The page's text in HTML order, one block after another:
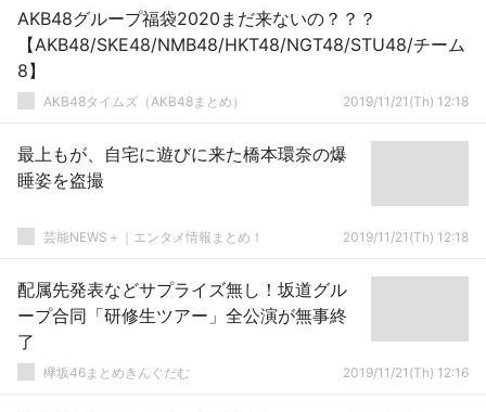
AKB48グループ福袋2020まだ来ないの？？？
【AKB48/SKE48/NMB48/HKT48/NGT48/STU48/チーム
8】
AKB48タイムズ（AKB48まとめ） 2019/11/21(Th) 12:18
最上もが、自宅に遊びに来た橋本環奈の爆
睡姿を盗撮
芸能NEWS＋｜エンタメ情報まとめ！ 2019/11/21(Th) 12:18
配属先発表などサプライズ無し！坂道グル
ープ合同「研修生ツアー」全公演が無事終
了
欅坂46まとめきんぐだむ 2019/11/21(Th) 12:16